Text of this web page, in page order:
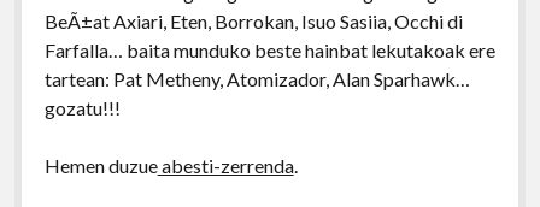
BeÃ±at Axiari, Eten, Borrokan, Isuo Sasiia, Occhi di
Farfalla… baita munduko beste hainbat lekutakoak ere
tartean: Pat Metheny, Atomizador, Alan Sparhawk…
gozatu!!!
Hemen duzueabesti-zerrenda.